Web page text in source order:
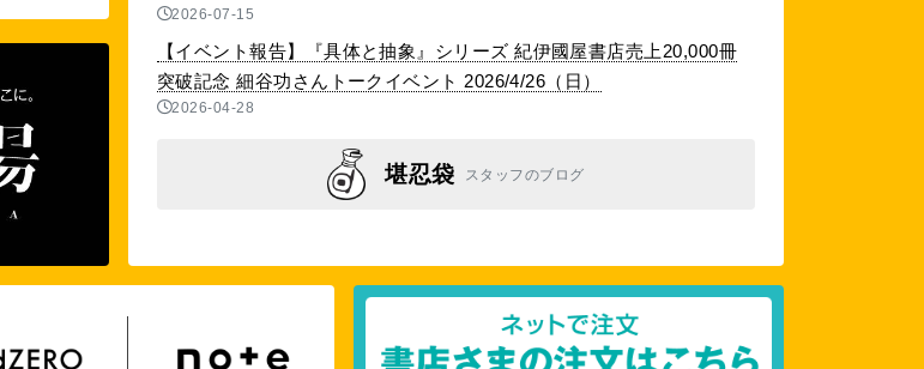
2026-07-15
【イベント報告】『具体と抽象』シリーズ 紀伊國屋書店売上20,000冊
突破記念 細谷功さんトークイベント 2026/4/26（日）
2026-04-28
堪忍袋 スタッフのブログ